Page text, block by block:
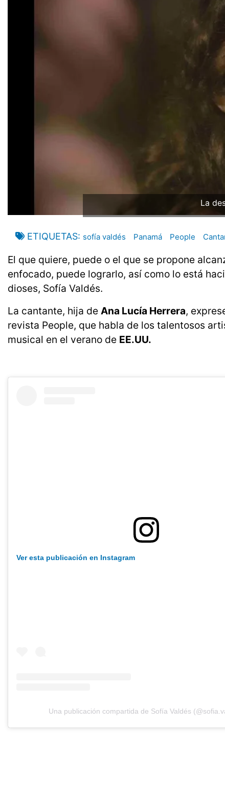
La
ETIQUETAS sofía valdés Panamá People
El que quiere, puede o el que se propone
enfocado, puede lograrlo, así como lo está
dioses, Sofía Valdés.
La cantante, hija de Ana Lucía Herrera,
revista People, que habla de los talentosos
musical en el verano de EE.UU.
Ver esta publicación en Instagram
Una publicación compartida de Sofía Valdés